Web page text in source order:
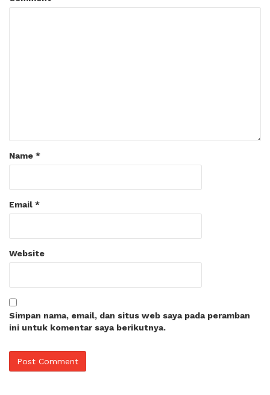
Name *
Email *
Website
Simpan nama, email, dan situs web saya pada peramban
ini untuk komentar saya berikutnya.